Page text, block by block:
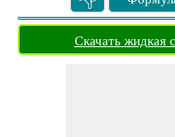
Скачать жидкая